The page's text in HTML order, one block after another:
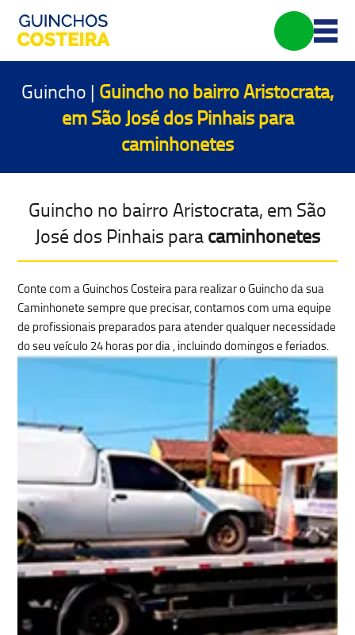
Guincho | Guincho no bairro Aristocrata,
em São José dos Pinhais para
caminhonetes
Guincho no bairro Aristocrata, em São
José dos Pinhais paracaminhonetes
Conte com a Guinchos Costeira para realizar o Guincho da sua
Caminhonete sempre que precisar, contamos com uma equipe
de profissionais preparados para atender qualquernecessidade
do seu veículo 24 horas por dia, incluindo domingos e feriados.